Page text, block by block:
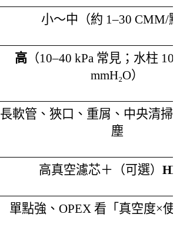
小～中（約 1–30 CMM/
高 （10–40 kPa 常見；水柱
mmH₂O）
長軟管、狹口、重屑、中央清掃
塵
高真空濾芯＋（可選）
單點強、OPEX 看「真空度×使